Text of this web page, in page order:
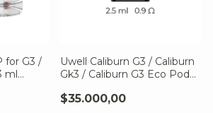
for G3 /
ml
Uwell Caliburn G3 / Caliburn
Gk3 / Caliburn G3 Eco Pod
(4Pcs/Pack)
$35.000,00